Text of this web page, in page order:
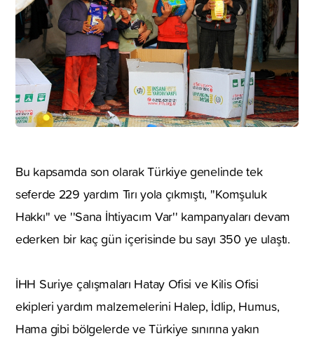
Bu kapsamda son olarak Türkiye genelinde tek
seferde 229 yardım Tırı yola çıkmıştı, ''Komşuluk
Hakkı'' ve ''Sana İhtiyacım Var'' kampanyaları devam
ederken bir kaç gün içerisinde bu sayı 350 ye ulaştı.
İHH Suriye çalışmaları Hatay Ofisi ve Kilis Ofisi
ekipleri yardım malzemelerini Halep, İdlip, Humus,
Hama gibi bölgelerde ve Türkiye sınırına yakın